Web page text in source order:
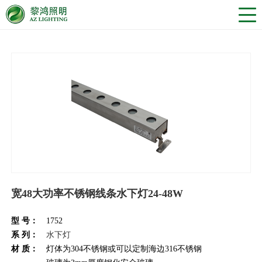
宽48大功率不锈钢线条水下灯24-48W
型 号：
1752
系 列：
水下灯
材 质：
灯体为304不锈钢或可以定制海边316不锈钢